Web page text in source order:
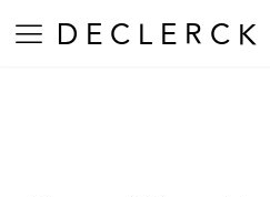
DECLERCK